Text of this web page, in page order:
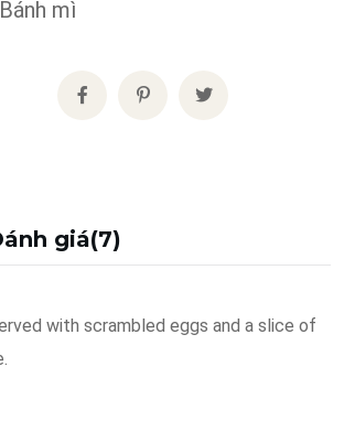
Bánh mì
giá(7)
with scrambled eggs and a slice of